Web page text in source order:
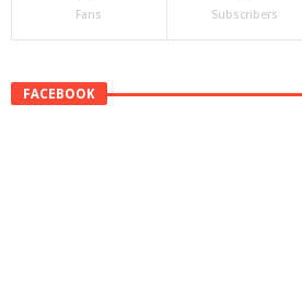
Fans Subscribers
FACEBOOK